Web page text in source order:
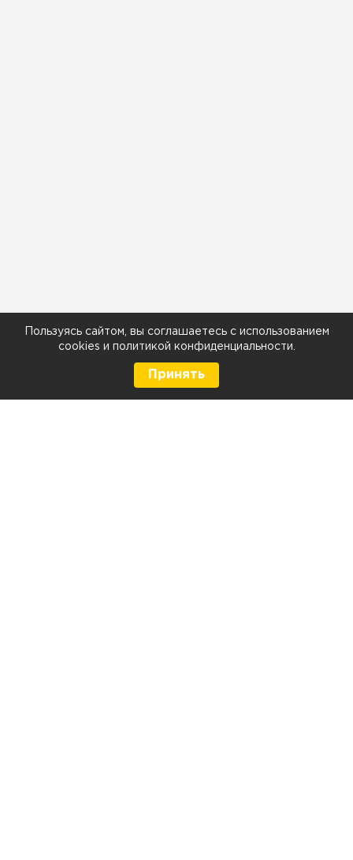
Пользуясь сайтом, вы соглашаетесь с использованием
cookies и политикой конфиденциальности
Принять